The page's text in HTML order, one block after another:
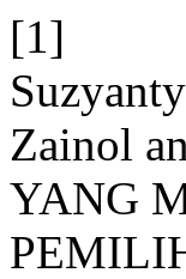
[1]
Zainol
YANG